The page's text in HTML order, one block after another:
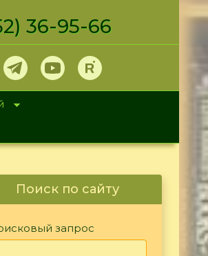
36-95-66
Поиск по сайту
запрос